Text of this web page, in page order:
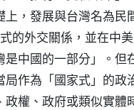
，發展與台灣名為民
的外交關係，並在中
中國的一部分」。但
作為「國家式」的政
權、政府或類似實體